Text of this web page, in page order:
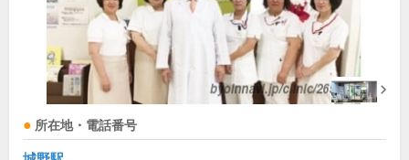
所在地・電話番号